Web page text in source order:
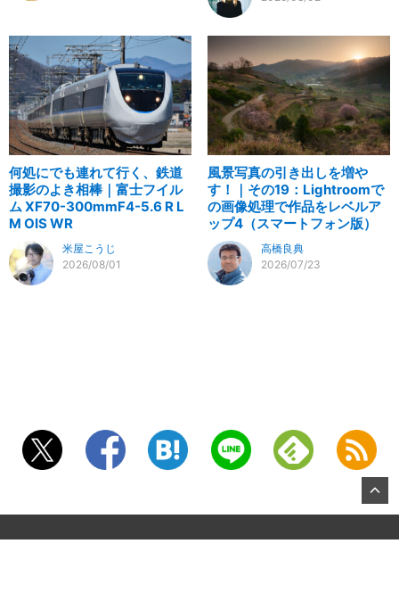
何処にでも連れて行く、鉄道
撮影のよき相棒｜富士フイル
ム XF70-300mmF4-5.6 R L
M OIS WR
米屋こうじ
2026/08/01
風景写真の引き出しを増や
す！｜その19：Lightroomで
の画像処理で作品をレベルア
ップ4（スマートフォン版）
高橋良典
2026/07/23